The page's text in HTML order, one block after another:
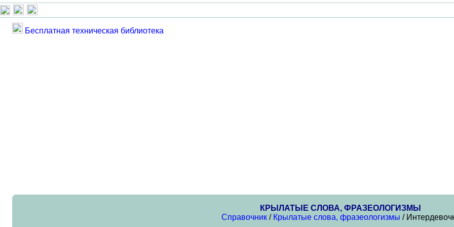
Бесплатная техническая библиотека
КРЫЛАТЫЕ СЛОВА, ФРАЗЕОЛОГИЗМЫ
Справочник/ Крылатые слова, фразеологизмы /